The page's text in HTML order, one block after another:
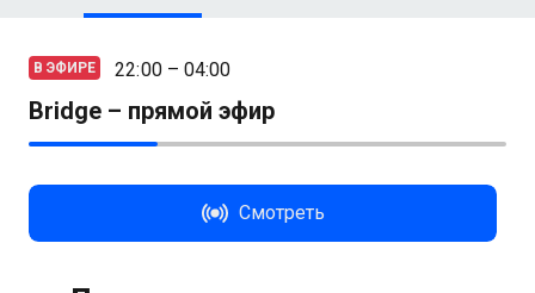
В ЭФИРЕ 22:00 – 04:00
Bridge – прямой эфир
Смотреть